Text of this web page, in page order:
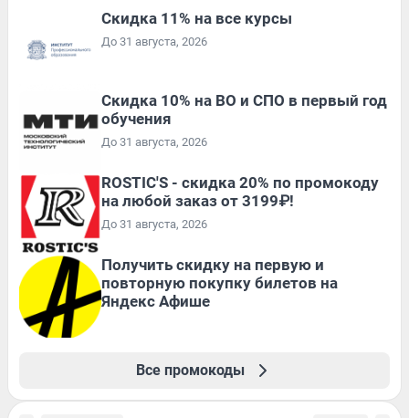
Скидка 11% на все курсы
До 31 августа, 2026
Скидка 10% на ВО и СПО в первый год
обучения
До 31 августа, 2026
ROSTIC'S - скидка 20% по промокоду
на любой заказ от 3199₽!
До 31 августа, 2026
Получить скидку на первую и
повторную покупку билетов на
Яндекс Афише
Все промокоды